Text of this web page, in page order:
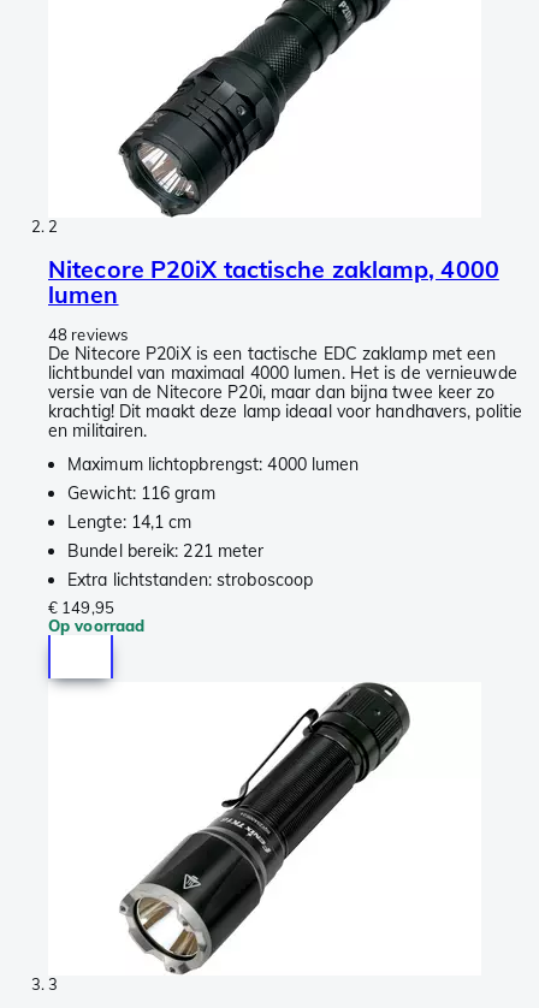
2
Nitecore P20iX tactische zaklamp, 4000
lumen
48 reviews
De Nitecore P20iX is een tactische EDC zaklamp met een
lichtbundel van maximaal 4000 lumen. Het is de vernieuwde
versie van de Nitecore P20i, maar dan bijna twee keer zo
krachtig! Dit maakt deze lamp ideaal voor handhavers, politie
en militairen.
Maximum lichtopbrengst: 4000 lumen
Gewicht: 116 gram
Lengte: 14,1 cm
Bundel bereik: 221 meter
Extra lichtstanden: stroboscoop
€ 149,95
Op voorraad
3